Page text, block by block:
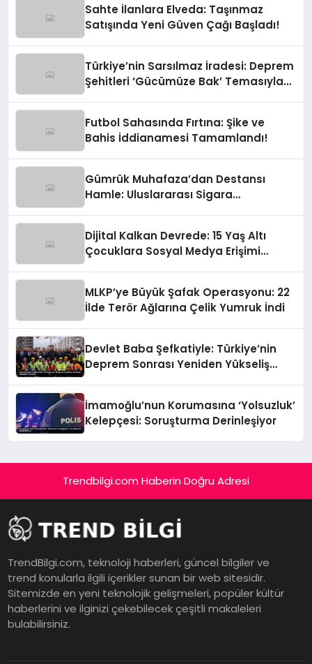
Sahte İlanlara Elveda: Taşınmaz
Satışında Yeni Güven Çağı Başladı!
Türkiye’nin Sarsılmaz İradesi: Deprem
Şehitleri ‘Gücümüze Bak’ Temasıyla
Futbol Sahasında Fırtına: Şike ve
Bahis İddianamesi Tamamlandı!
Gümrük Muhafaza’dan Destansı
Hamle: Uluslararası Sigara
Dijital Kalkan Devrede: 15 Yaş Altı
Çocuklara Sosyal Medya Erişimi
MLKP’ye Büyük Şafak Operasyonu: 22
İlde Terör Ağlarına Çelik Yumruk İndi
Devlet Baba Şefkatiyle: Türkiye’nin
Deprem Sonrası Yeniden Yükseliş
İmamoğlu’nun Korumasına ‘Yolsuzluk’
Kelepçesi: Soruşturma Derinleşiyor
Trendbilgi.com Haberin Doğru Adresi
TrendBilgi.com, teknoloji haberleri, güncel bilgiler ve
trend konularla ilgili içerikler sunan bir web sitesidir.
Sitemizde en yeni teknolojik gelişmeleri, popüler kültür
haberlerini ve ilginizi çekebilecek çeşitli makaleleri
bulabilirsiniz.